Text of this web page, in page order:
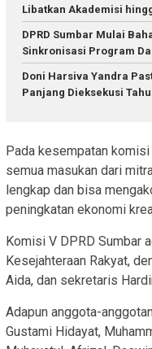
Libatkan Akademisi
DPRD Sumbar Mulai
Sinkronisasi Program
Doni Harsiva Yandra
Panjang Dieksekusi
Pada kesempatan
semua masukan dari
lengkap dan bisa
peningkatan ekonomi
Komisi V DPRD Sumbar
Kesejahteraan Rakyat,
Aida, dan sekretaris
Adapun anggota-
Gustami Hidayat,